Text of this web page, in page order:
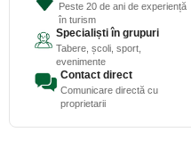
Peste 20 de ani de experiență
în turism
Specialiști în grupuri
Tabere, școli, sport,
evenimente
Contact direct
Comunicare directă cu
proprietarii